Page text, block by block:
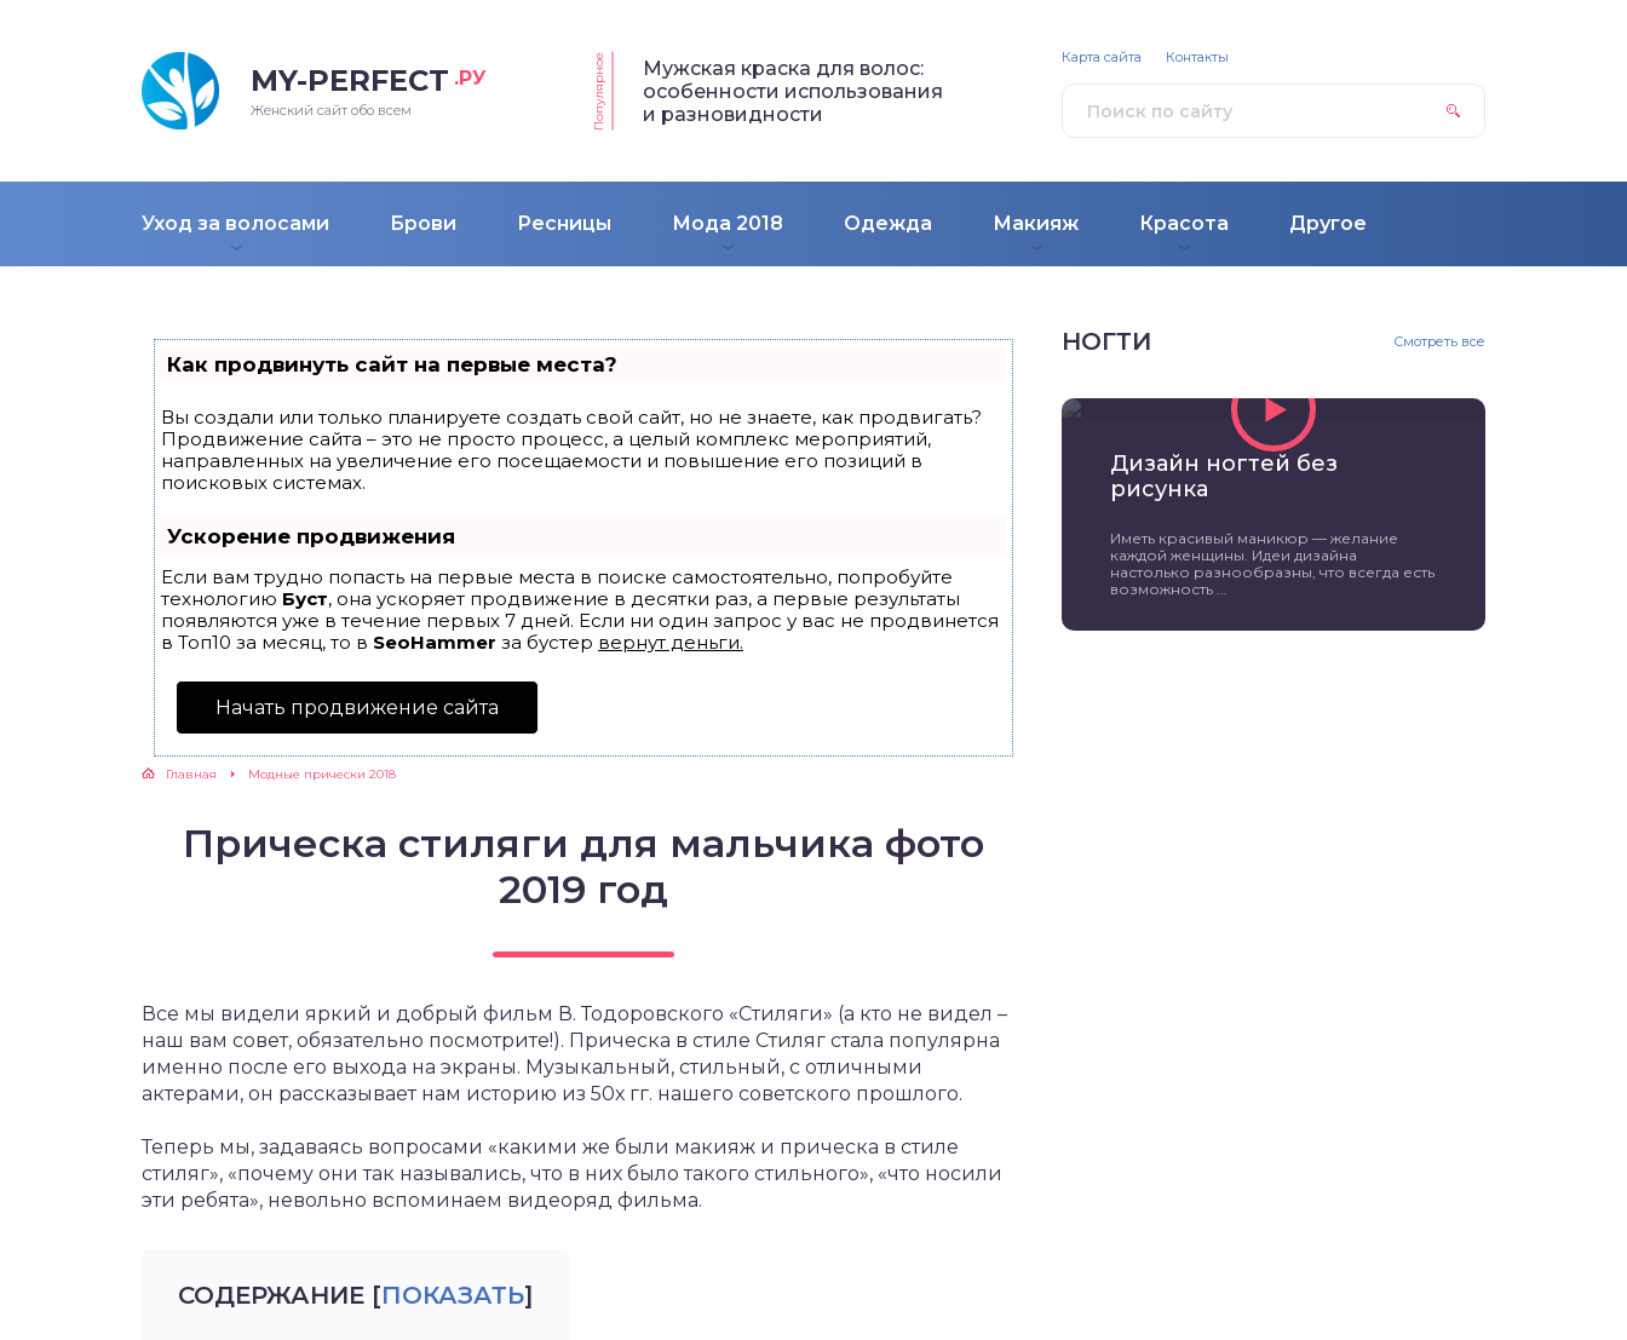
MY-PERFECT .РУ
Женский сайт обо всем Популярное
Мужская краска для волос:
особенности использования
и разновидности
Уход за волосами Брови Ресницы Мода 2018 Одежда Макияж Красота Другое
Карта сайта Контакты
Как продвинуть сайт на первые места?
Вы создали или только планируете создать свой сайт, но не знаете, как продвигать?
Продвижение сайта – это не просто процесс, а целый комплекс мероприятий,
направленных на увеличение его посещаемости и повышение его позиций в
поисковых системах.
Ускорение продвижения
Если вам трудно попасть на первые места в поиске самостоятельно, попробуйте
технологию Буст, она ускоряет продвижение в десятки раз, а первые результаты
появляются уже в течение первых 7 дней. Если ни один запрос у вас не продвинется
в Топ10 за месяц, то в SeoHammer за бустер вернут деньги.
Начать продвижение сайта
Главная Модные прически 2018
Прическа стиляги для мальчика фото
2019 год
Все мы видели яркий и добрый фильм В. Тодоровского «Стиляги» (а кто не видел –
наш вам совет, обязательно посмотрите!). Прическа в стиле Cтиляг стала популярна
именно после его выхода на экраны. Музыкальный, стильный, с отличными
актерами, он рассказывает нам историю из 50х гг. нашего советского прошлого.
Теперь мы, задаваясь вопросами «какими же были макияж и прическа в стиле
стиляг», «почему они так назывались, что в них было такого стильного», «что носили
эти ребята», невольно вспоминаем видеоряд фильма.
СОДЕРЖАНИЕ [ПОКАЗАТЬ]
НОГТИ Смотреть все
Дизайн ногтей без
рисунка
Иметь красивый маникюр — желание
каждой женщины. Идеи дизайна
настолько разнообразны, что всегда есть
возможность ...
прически 2018
стрижки 2018